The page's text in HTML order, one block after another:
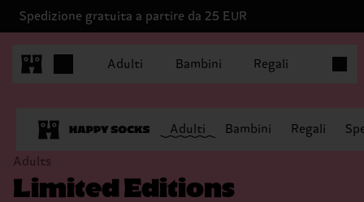
Spedizione gratuita a partire da 25 EUR
Adulti Bambini Regali
Adulti Bambini Regali
Adults
Limited Editions